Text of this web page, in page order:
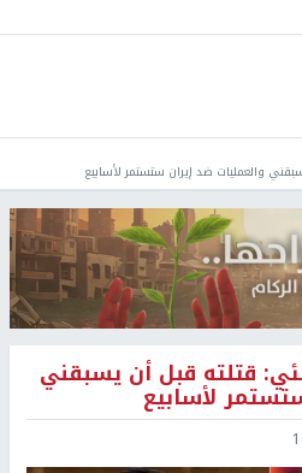
والعمليات ضد إيران ستستمر لأسابيع
قتلته قبل أن يسبقني
لأسابيع